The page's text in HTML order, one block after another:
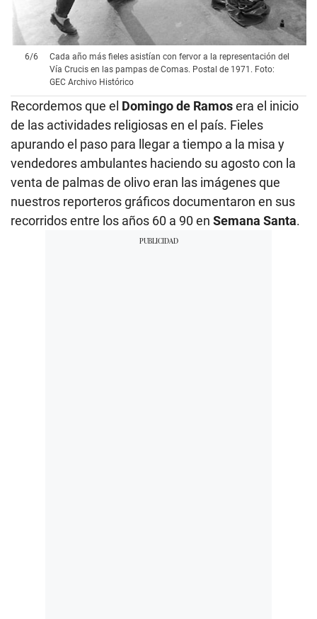
6/6
Cada año más fieles asistían con fervor a la representación del
Vía Crucis en las pampas de Comas. Postal de 1971. Foto:
GEC Archivo Histórico
Recordemos que el Domingo de Ramosera el inicio
de las actividades religiosas en el país. Fieles
apurando el paso para llegar a tiempo a la misa y
vendedores ambulantes haciendo su agosto con la
venta de palmas de olivo eran las imágenes que
nuestros reporteros gráficos documentaron en sus
recorridos entre los años 60 a 90 en Semana Santa.